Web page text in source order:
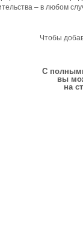
– в любом
Чтобы
С
вы
на